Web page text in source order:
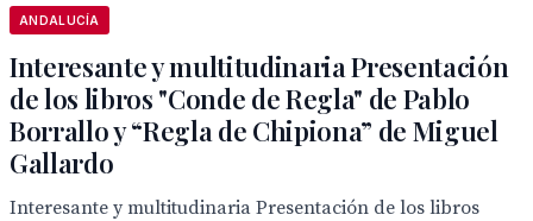
ANDALUCÍA
Interesante y multitudinaria Presentación
de los libros "Conde de Regla" de Pablo
Borrallo y “Regla de Chipiona” de Miguel
Gallardo
Interesante y multitudinaria Presentación de los libros